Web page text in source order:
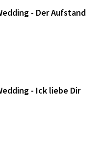
- Der Aufstand
- Ick liebe Dir